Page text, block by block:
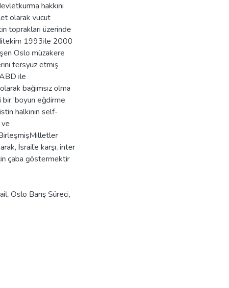
hakkını
olarak vücut
toprakları üzerinde
1993ile 2000
Oslo müzakere
tersyüz etmiş
ABD ile
bağımsız olma
‘boyun eğdirme
halkının self-
İsrail’e karşı, inter
çaba göstermektir
, Oslo Barış Süreci,